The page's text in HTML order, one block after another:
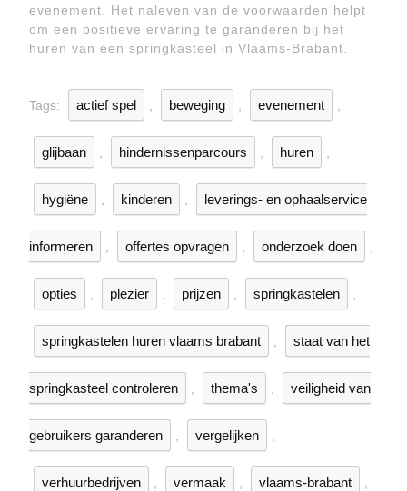
evenement. Het naleven van de voorwaarden helpt
om een positieve ervaring te garanderen bij het
huren van een springkasteel in Vlaams-Brabant.
Tags: actief spel beweging evenement
glijbaan hindernissenparcours huren
hygiëne kinderen leverings- en ophaalservice
informeren offertes opvragen onderzoek doen
opties plezier prijzen springkastelen
springkastelen huren vlaams brabant staat van het
springkasteel controleren thema's veiligheid van
gebruikers garanderen vergelijken
verhuurbedrijven vermaak vlaams-brabant